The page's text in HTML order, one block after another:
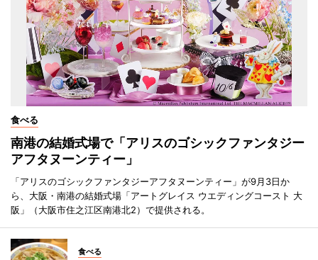
食べる
南港の結婚式場で「アリスのゴシックファンタジー
アフタヌーンティー」
「アリスのゴシックファンタジーアフタヌーンティー」が9月3日か
ら、大阪・南港の結婚式場「アートグレイス ウエディングコースト 大
阪」（大阪市住之江区南港北2）で提供される。
食べる